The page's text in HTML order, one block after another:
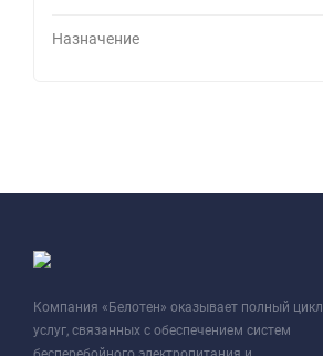
Назначение
Компания «Белотен» оказывает полный цикл
услуг, связанных с обеспечением систем